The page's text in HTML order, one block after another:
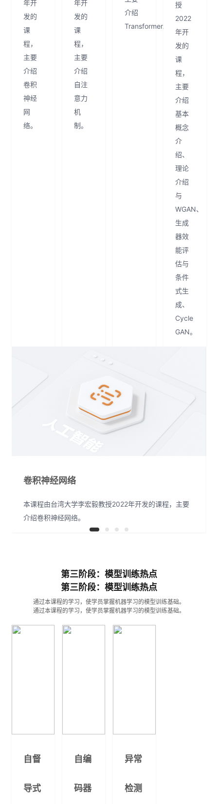
年开
发的
课
程，
主要
介绍
卷积
神经
网
络。
年开
发的
课
程，
主要
介绍
自注
意力
机
制。
介绍
Transformer。
授
2022
年开
发的
课
程，
主要
介绍
基本
概念
介
绍、
理论
介绍
与
WGAN、
生成
器效
能评
估与
条件
式生
成、
Cycle
GAN。
卷积神经网络
本课程由台湾大学李宏毅教授2022年开发的课程，主要
介绍卷积神经网络。
第三阶段：模型训练热点
第三阶段：模型训练热点
通过本课程的学习，使学员掌握机器学习的模型训练基础。
通过本课程的学习，使学员掌握机器学习的模型训练基础。
自督
导式
自编
码器
异常
检测